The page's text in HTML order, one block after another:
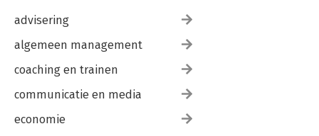
advisering
algemeen management
coaching en trainen
communicatie en media
economie